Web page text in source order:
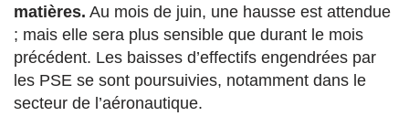
matières. Au mois de juin, une hausse est attendue
; mais elle sera plus sensible que durant le mois
précédent. Les baisses d’effectifs engendrées par
les PSE se sont poursuivies, notamment dans le
secteur de l’aéronautique.